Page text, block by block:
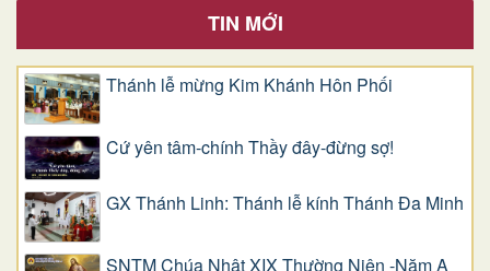
TIN MỚI
Thánh lễ mừng Kim Khánh Hôn Phối
Cứ yên tâm-chính Thầy đây-đừng sợ!
GX Thánh Linh: Thánh lễ kính Thánh Đa Minh
SNTM Chúa Nhật XIX Thường Niên -Năm A